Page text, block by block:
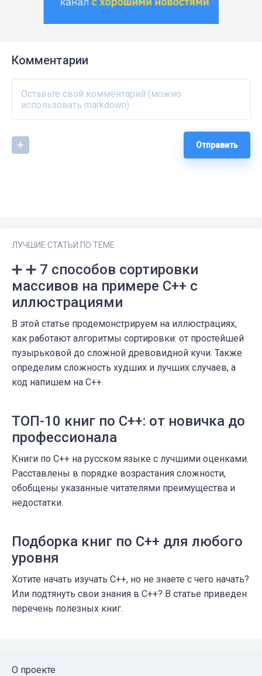
Комментарии
Отправить
ЛУЧШИЕ СТАТЬИ ПО ТЕМЕ
➕ ➕ 7 способов сортировки
массивов на примере С++ с
иллюстрациями
В этой статье продемонстрируем на иллюстрациях,
как работают алгоритмы сортировки: от простейшей
пузырьковой до сложной древовидной кучи. Также
определим сложность худших и лучших случаев, а
код напишем на С++.
ТОП-10 книг по C++: от новичка до
профессионала
Книги по C++ на русском языке с лучшими оценками.
Расставлены в порядке возрастания сложности,
обобщены указанные читателями преимущества и
недостатки.
Подборка книг по C++ для любого
уровня
Хотите начать изучать C++, но не знаете с чего начать?
Или подтянуть свои знания в С++? В статье приведен
перечень полезных книг.
О проекте